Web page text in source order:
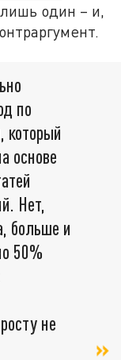
один – и,
по
который
основе
Нет,
больше и
50%
не